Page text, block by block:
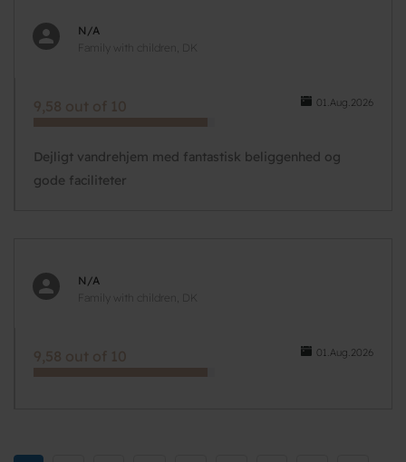
N/A
Family with children, DK
01.Aug.2026
9,58 out of 10
Dejligt vandrehjem med fantastisk beliggenhed og
gode faciliteter
N/A
Family with children, DK
01.Aug.2026
9,58 out of 10
Pagination